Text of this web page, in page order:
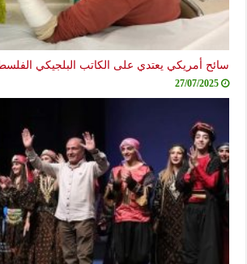
سائح أمريكي يعتدي على الكاتب البلجيكي
27/07/2025